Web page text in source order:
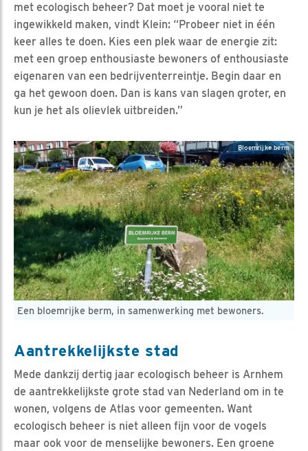
met ecologisch beheer? Dat moet je vooral niet te
ingewikkeld maken, vindt Klein: “Probeer niet in één
keer alles te doen. Kies een plek waar de energie zit:
met een groep enthousiaste bewoners of enthousiaste
eigenaren van een bedrijventerreintje. Begin daar en
ga het gewoon doen. Dan is kans van slagen groter, en
kun je het als olievlek uitbreiden.”
Een bloemrijke berm, in samenwerking met bewoners.
Bloemrijke berm
Aantrekkelijkste stad
Mede dankzij dertig jaar ecologisch beheer is Arnhem
de aantrekkelijkste grote stad van Nederland om in te
wonen, volgens de Atlas voor gemeenten. Want
ecologisch beheer is niet alleen fijn voor de vogels
maar ook voor de menselijke bewoners. Een groene